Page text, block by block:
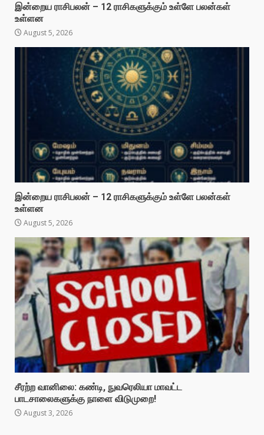
இன்றைய ராசிபலன் – 12 ராசிகளுக்கும் உள்ளே பலன்கள்
உள்ளன
August 5, 2026
இன்றைய ராசிபலன் – 12 ராசிகளுக்கும் உள்ளே பலன்கள்
உள்ளன
August 5, 2026
சீரற்ற வானிலை: கண்டி, நுவரெலியா மாவட்ட
பாடசாலைகளுக்கு நாளை விடுமுறை!
August 3, 2026